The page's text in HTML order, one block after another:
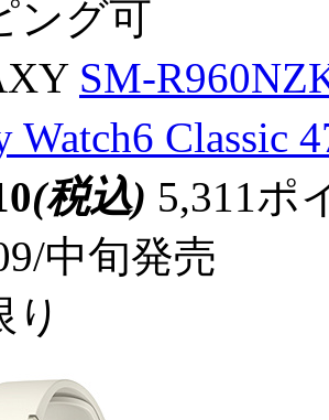
ング可
SM-
Watch6 Classic
(税込) 5,311ポ
中旬発売